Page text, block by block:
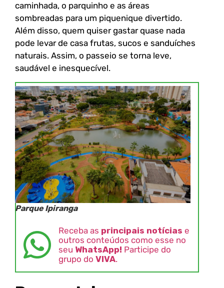
caminhada, o parquinho e as áreas
sombreadas para um piquenique divertido.
Além disso, quem quiser gastar quase nada
pode levar de casa frutas, sucos e sanduíches
naturais. Assim, o passeio se torna leve,
saudável e inesquecível.
Parque Ipiranga
Receba as principais notícias e
outros conteúdos como esse no
seu WhatsApp! Participe do
grupo do VIVA.